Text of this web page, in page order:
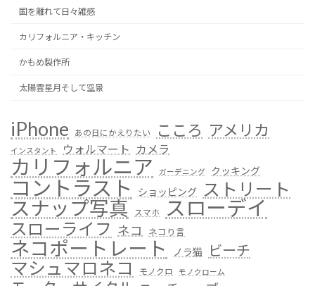
国を離れて日々雑感
カリフォルニア・キッチン
かもめ製作所
太陽雲星月そして空景
iPhone あの日にかえりたい こころ アメリカ
インスタント ウォルマート カメラ
カリフォルニア ガーデニング クッキング
コントラスト ショッピング ストリート
スナップ写真 スマホ スローデイ
スローライフ ネコ ネコり言
ネコポートレート ノラ猫 ビーチ
マシュマロネコ モノクロ モノクローム